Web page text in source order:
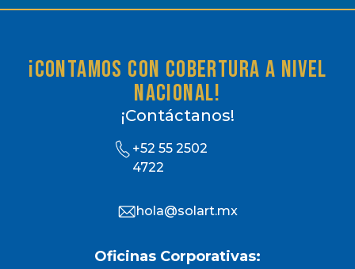
¡Contamos con cobertura a nivel
nacional!
¡Contáctanos!
+52 55 2502
4722
hola@solart.mx
Oficinas Corporativas: